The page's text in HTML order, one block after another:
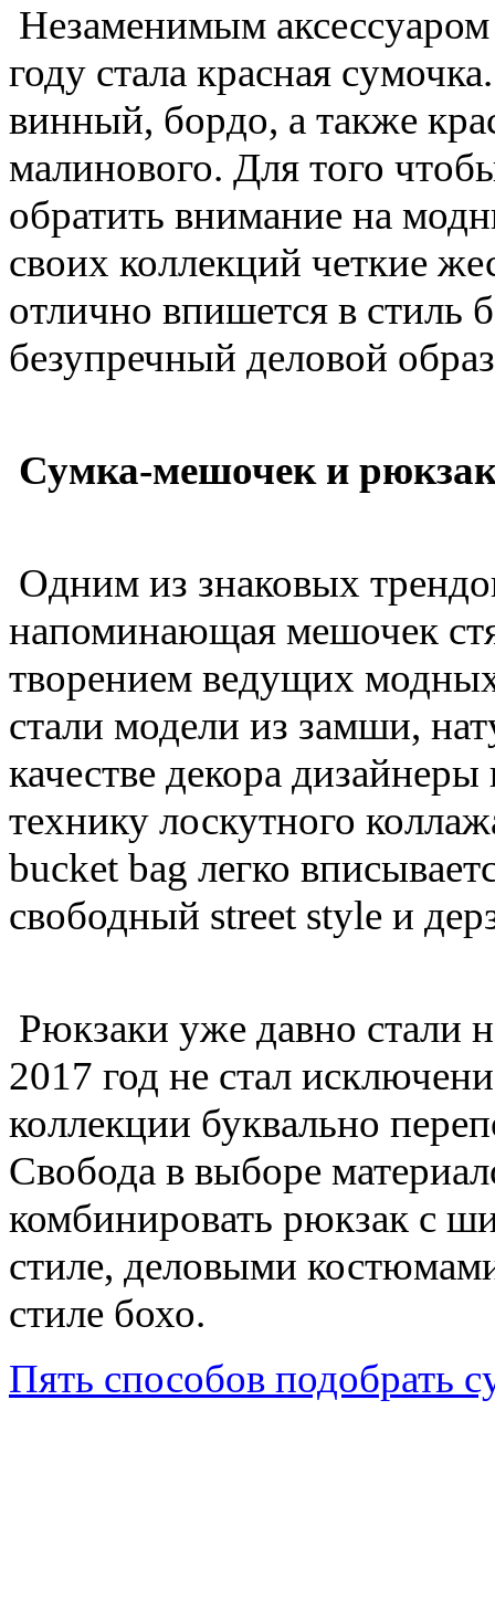
Незаменимым
году стала красная
винный, бордо, а также
малинового. Для того
обратить внимание на
своих коллекций четкие
отлично впишется в стиль
безупречный деловой
Сумка-мешочек и
Одним из знаковых
напоминающая мешочек
творением ведущих
стали модели из замши,
качестве декора
технику лоскутного
bucket bag легко
свободный street style и
Рюкзаки уже давно стали
2017 год не стал
коллекции буквально
Свобода в выборе
комбинировать рюкзак с
стиле, деловыми
стиле бохо.
Пять способов подобрать